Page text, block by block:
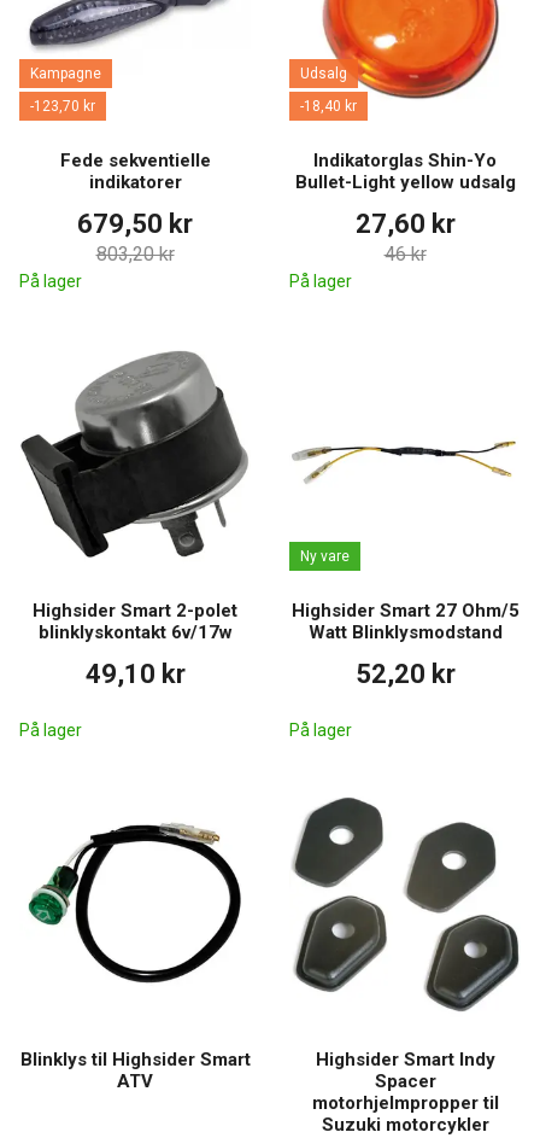
Kampagne
-123,70 kr
Fede sekventielle
indikatorer
679,50 kr
803,20 kr
På lager
Udsalg
-18,40 kr
Indikatorglas Shin-Yo
Bullet-Light yellow udsalg
27,60 kr
46 kr
På lager
Highsider Smart 2-polet
blinklyskontakt 6v/17w
49,10 kr
På lager
Ny vare
Highsider Smart 27 Ohm/5
Watt Blinklysmodstand
52,20 kr
På lager
Blinklys til Highsider Smart
ATV
Highsider Smart Indy
Spacer
motorhjelmpropper til
Suzuki motorcykler